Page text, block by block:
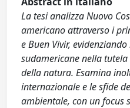
La tesi analizza Nuovo
americano attraverso i
e Buen Vivir,
sudamericane nella
della natura. Esamina
internazionale e le sfide
ambientale, con un focus